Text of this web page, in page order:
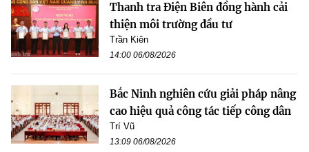
Thanh tra Điện Biên đồng hành cải
thiện môi trường đầu tư
Trần Kiên
14:00 06/08/2026
Bắc Ninh nghiên cứu giải pháp nâng
cao hiệu quả công tác tiếp công dân
Trí Vũ
13:09 06/08/2026